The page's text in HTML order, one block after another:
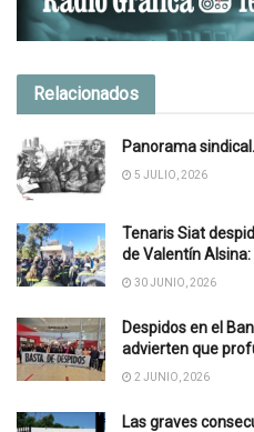
Relacionados
Panorama
5 JULIO, 2026
Tenaris Siat
de Valentín
30 JUNIO, 2026
Despidos en el
advierten que
2 JUNIO, 2026
Las graves